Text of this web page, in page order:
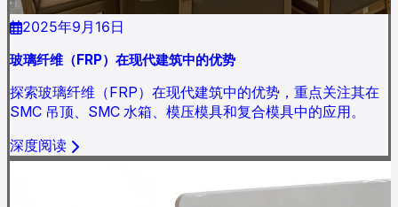
2025年9月16日
玻璃纤维（FRP）在现代建筑中的优势
探索玻璃纤维（FRP）在现代建筑中的优势，重点关注其在
SMC 吊顶、SMC 水箱、模压模具和复合模具中的应用。
深度阅读